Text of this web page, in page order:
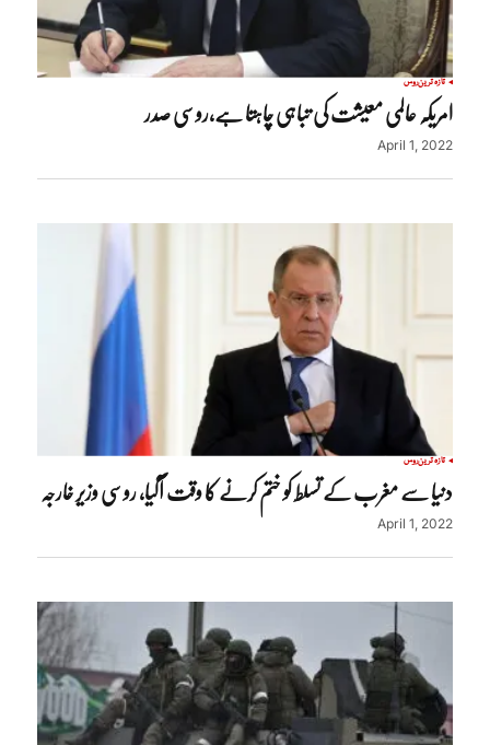
تازہ ترینروس
امریکہ عالمی معیشت کی تباہی چاہتا ہے،روسی صدر
April 1, 2022
تازہ ترینروس
دنیا سے مغرب کے تسلط کو ختم کرنے کا وقت آگیا، روسی وزیر خارجہ
April 1, 2022